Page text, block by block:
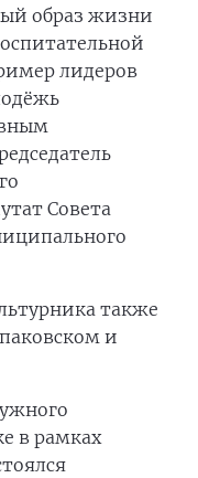
образ жизни
лидеров
Совета
также
и
в рамках